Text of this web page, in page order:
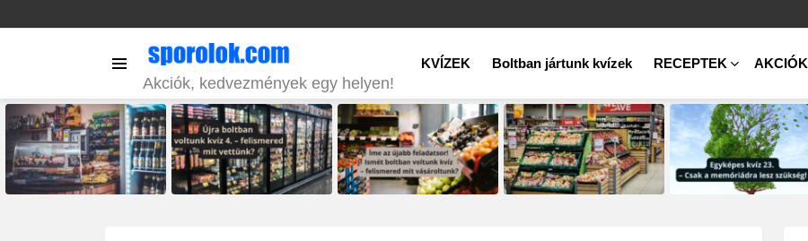
Akciók, kedvezmények egy helyen!
KVÍZEK Boltban jártunk kvízek RECEPTEK AKCIÓK
STORIES